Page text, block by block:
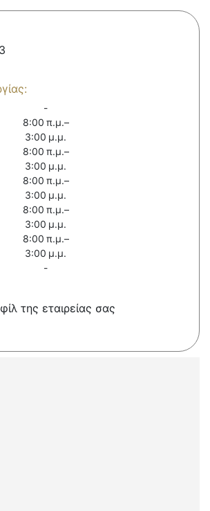
-
8:00 π.μ.–
3:00 μ.μ.
8:00 π.μ.–
3:00 μ.μ.
8:00 π.μ.–
3:00 μ.μ.
8:00 π.μ.–
3:00 μ.μ.
8:00 π.μ.–
3:00 μ.μ.
-
της εταιρείας σας